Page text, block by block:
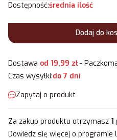
Dostępność:średnia ilość
Dodaj do
Dostawa od 19,99 zł-
Czas wysyłki:do 7 dni
Zapytaj o produkt
Za zakup produktu otrzymasz 1
Dowiedz się więcej o programie